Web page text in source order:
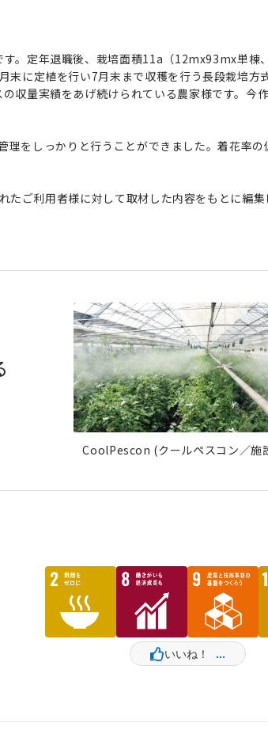
。定年退職後、栽培面積11a（12mx93mx単
に定植を行い7月末まで収穫を行う長段栽培
収量実績をあげ続けられている農家様です。今
理をしっかりと行うことができました。着花率
ご利用者様に対して取材した内容をもとに編集
CoolPescon (クールペスコン／施